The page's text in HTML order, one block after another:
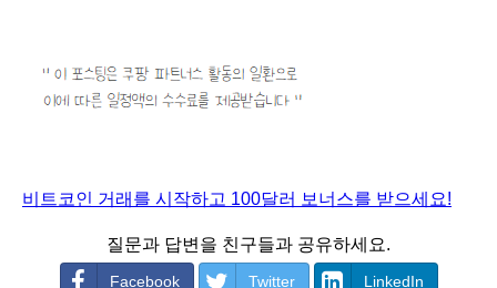
비트코인 거래를 시작하고 100달러 보너스를 받으세요!
질문과 답변을 친구들과 공유하세요.
Facebook Twitter LinkedIn